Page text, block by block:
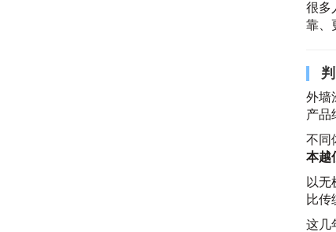
很多
靠、
外墙
产品
不同
本越
以无
比传
这几